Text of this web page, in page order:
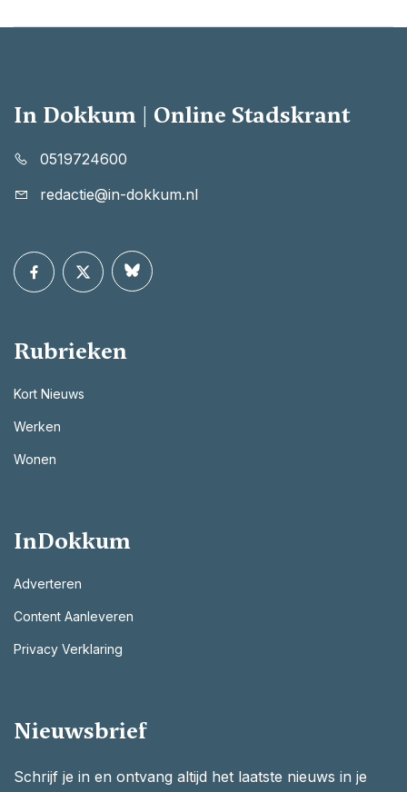
In Dokkum | Online Stadskrant
0519724600
redactie@in-dokkum.nl
Rubrieken
Kort Nieuws
Werken
Wonen
InDokkum
Adverteren
Content Aanleveren
Privacy Verklaring
Nieuwsbrief
Schrijf je in en ontvang altijd het laatste nieuws in je